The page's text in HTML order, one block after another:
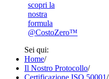
scopri la
nostra
formula
@CostoZero™
Sei qui:
Home/
Il Nostro Protocollo/